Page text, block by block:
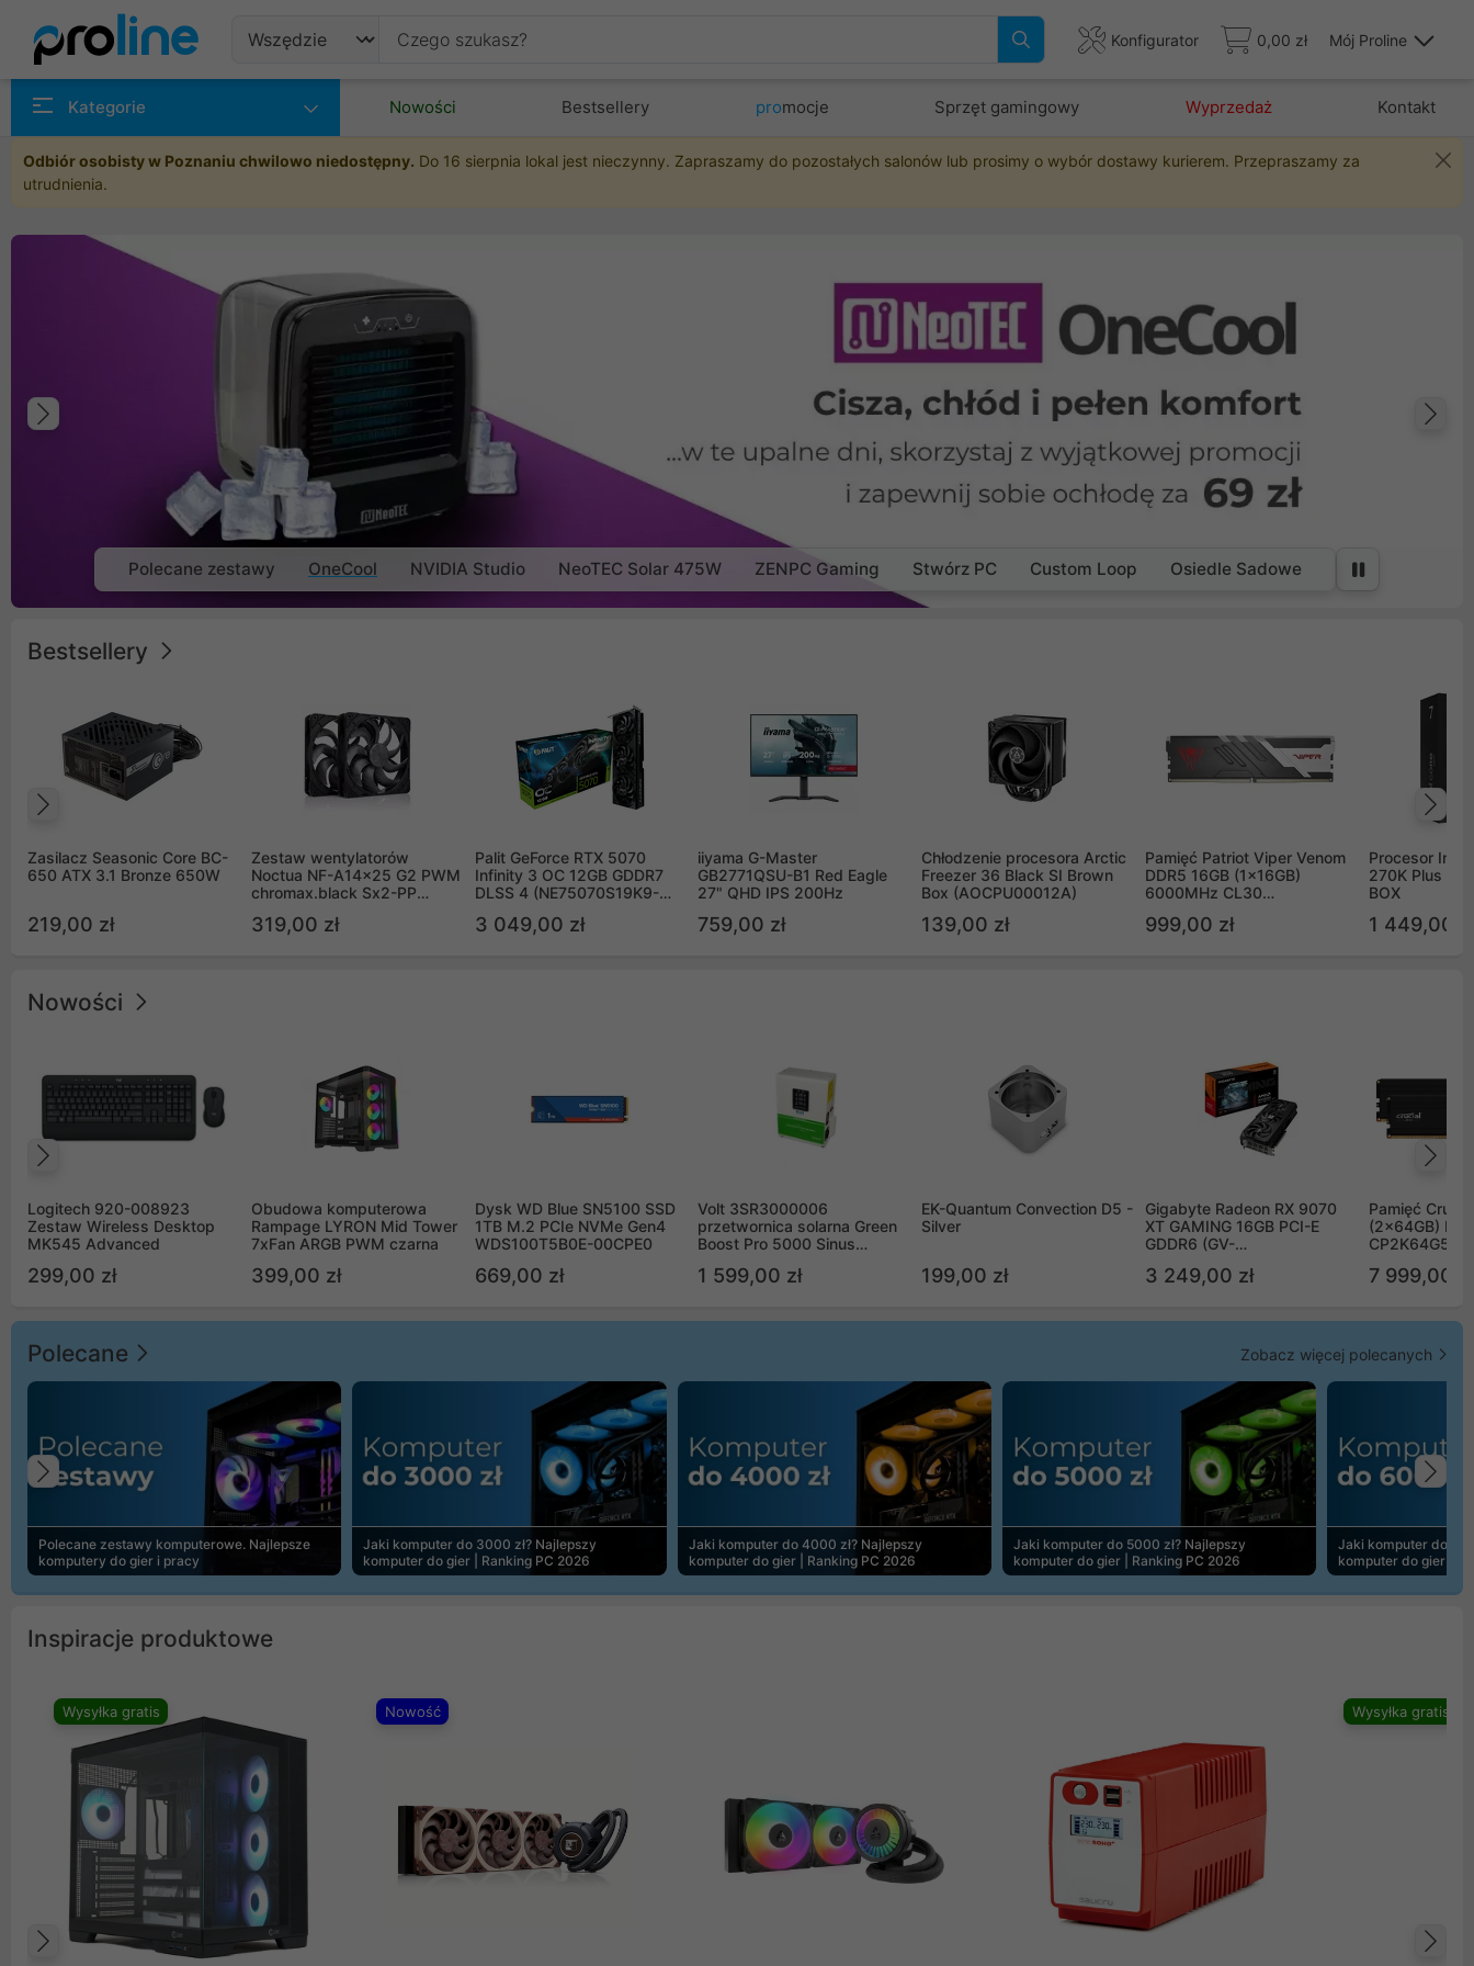
Konfigurator 0,00 zł Mój Proline
Kategorie Nowości Bestsellery promocje Sprzęt gamingowy Wyprzedaż Kontakt
Odbiór osobisty w Poznaniu chwilowo niedostępny. Do 16 sierpnia lokal jest nieczynny. Zapraszamy do pozostałych salonów lub prosimy o wybór dostawy kurierem. Przepraszamy za
utrudnienia.
Poprzedni
Polecane zestawy OneCool NVIDIA Studio NeoTEC Solar 475W ZENPC Gaming Stwórz PC Custom Loop Osiedle Sadowe
Bestsellery
Zasilacz Seasonic Core BC-
650 ATX 3.1 Bronze 650W
219,00 zł
Zestaw wentylatorów
Noctua NF-A14x25 G2 PWM
chromax.black Sx2-PP
(2szt)
319,00 zł
Palit GeForce RTX 5070
Infinity 3 OC 12GB GDDR7
DLSS 4 (NE75070S19K9-
3 049,00 zł
iiyama G-Master
GB2771QSU-B1 Red Eagle
27" QHD IPS 200Hz
759,00 zł
Chłodzenie procesora Arctic
Freezer 36 Black SI Brown
Box (AOCPU00012A)
139,00 zł
Pamięć Patriot Viper Venom
DDR5 16GB (1x16GB)
6000MHz CL30
999,00 zł
Procesor Intel
270K Plus
BOX
1 449,00 zł
Nowości
Logitech 920-008923
Zestaw Wireless Desktop
MK545 Advanced
299,00 zł
Obudowa komputerowa
Rampage LYRON Mid Tower
7xFan ARGB PWM czarna
399,00 zł
Dysk WD Blue SN5100 SSD
1TB M.2 PCIe NVMe Gen4
WDS100T5B0E-00CPE0
669,00 zł
Volt 3SR3000006
przetwornica solarna Green
Boost Pro 5000 Sinus
1 599,00 zł
EK-Quantum Convection D5 -
Silver
199,00 zł
Gigabyte Radeon RX 9070
XT GAMING 16GB PCI-E
GDDR6 (GV-
3 249,00 zł
Pamięć
(2x64GB)
7 999,00 zł
Polecane Zobacz więcej polecanych
Polecane zestawy komputerowe. Najlepsze
komputery do gier i pracy
Jaki komputer do 3000 zł? Najlepszy
komputer do gier | Ranking PC 2026
Jaki komputer do 4000 zł? Najlepszy
komputer do gier | Ranking PC 2026
Jaki komputer do 5000 zł? Najlepszy
komputer do gier | Ranking PC 2026
Jaki komputer do
komputer do gier |
Poprzedni
Inspiracje produktowe
Wysyłka gratis Nowość Wysyłka gratis